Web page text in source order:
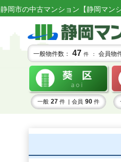
静岡市の中古マンション【静岡マン
一般物件数： 47 件 ： 会員物
一般 27 件 | 会員 90 件